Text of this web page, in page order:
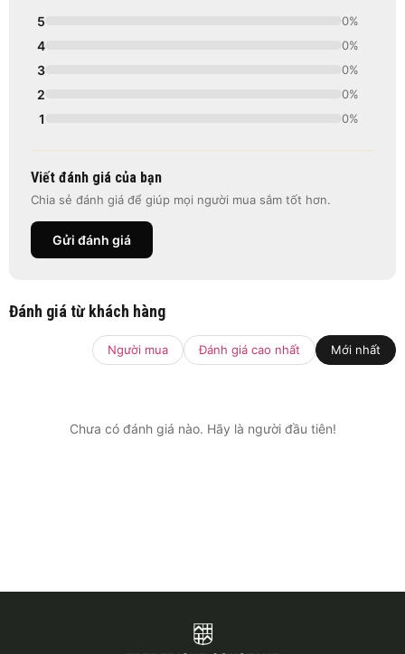
5 0%
4 0%
3 0%
2 0%
1 0%
Viết đánh giá của bạn
Chia sẻ đánh giá để giúp mọi người mua sắm tốt hơn.
Gửi đánh giá
Đánh giá từ khách hàng
Người mua Đánh giá cao nhất Mới nhất
Chưa có đánh giá nào. Hãy là người đầu tiên!